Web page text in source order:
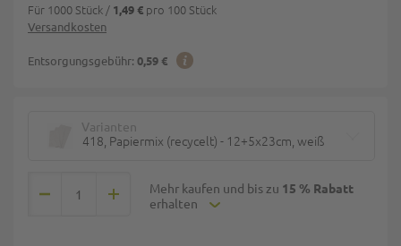
Versandkosten
Entsorgungsgebühr: 0,59 €
Für 1000 Stück / 1,49 € pro 100 Stück
Varianten
418, Papiermix (recycelt) - 12+5x23cm, weiß
Mehr kaufen und bis zu 15 % Rabatt
erhalten